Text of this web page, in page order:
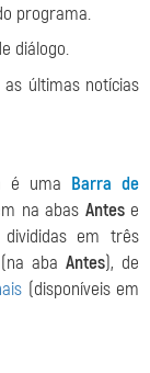
programa.
diálogo.
últimas notícias
é uma Barra de
na abas Antese
em três
(na abaAntes), de
(disponíveis em